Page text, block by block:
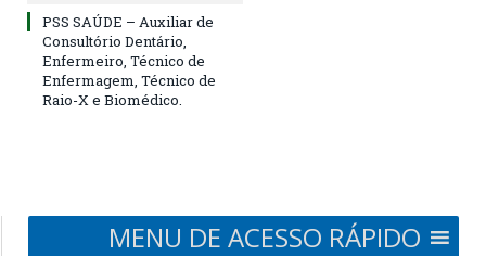
PSS SAÚDE – Auxiliar de
Consultório Dentário,
Enfermeiro, Técnico de
Enfermagem, Técnico de
Raio-X e Biomédico.
MENU DE ACESSO RÁPIDO